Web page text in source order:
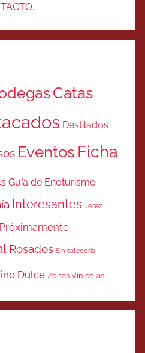
.
Catas
Destilados
Eventos Ficha
Guía de Enoturismo
Interesantes Jerez
Próximamente
Rosados Sin categoría
Dulce Zonas Vinicolas